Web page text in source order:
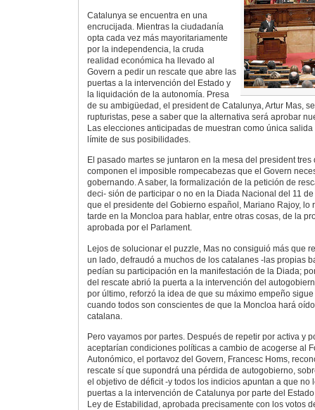
Catalunya se encuentra en una
encrucijada. Mientras la ciudadanía
opta cada vez más mayoritariamente
por la independencia, la cruda
realidad económica ha llevado al
Govern a pedir un rescate que abre las
puertas a la intervención del Estado y
la liquidación de la autonomía. Presa
de su ambigüedad, el president de Catalunya, Artur Mas,
rupturistas, pese a saber que la alternativa será aprobar
Las elecciones anticipadas de muestran como única
límite de sus posibilidades.
El pasado martes se juntaron en la mesa del president
componen el imposible rompecabezas que el Govern
gobernando. A saber, la formalización de la petición de
deci- sión de participar o no en la Diada Nacional del 11
que el presidente del Gobierno español, Mariano Rajoy, lo
tarde en la Moncloa para hablar, entre otras cosas, de la
aprobada por el Parlament.
Lejos de solucionar el puzzle, Mas no consiguió más que
un lado, defraudó a muchos de los catalanes -las propias
pedían su participación en la manifestación de la Diada;
del rescate abrió la puerta a la intervención del
por último, reforzó la idea de que su máximo empeño
cuando todos son conscientes de que la Moncloa hará
catalana.
Pero vayamos por partes. Después de repetir por activa y
aceptarían condiciones políticas a cambio de acogerse al
Autonómico, el portavoz del Govern, Francesc Homs,
rescate sí que supondrá una pérdida de autogobierno,
el objetivo de déficit -y todos los indicios apuntan a que no
puertas a la intervención de Catalunya por parte del
Ley de Estabilidad, aprobada precisamente con los votos